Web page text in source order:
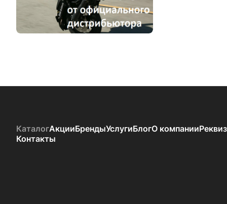
КаталогАкцииБрендыУслугиБлогО компании
Контакты